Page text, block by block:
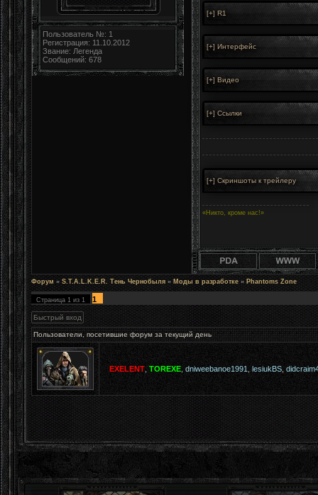
Пользователь №: 1
Регистрация: 11.10.2012
Звание: Легенда
Сообщений: 678
«Никто, кроме нас!»
Форум » S.T.A.L.K.E.R. Тень Чернобыля » Моды в разработке » Phantoms Zone
Страница 1 из 1 1
Пользователи, посетившие форум за текущий день
EXELENT ,TOREXE dniweebanoe1991 ,lesiukBS